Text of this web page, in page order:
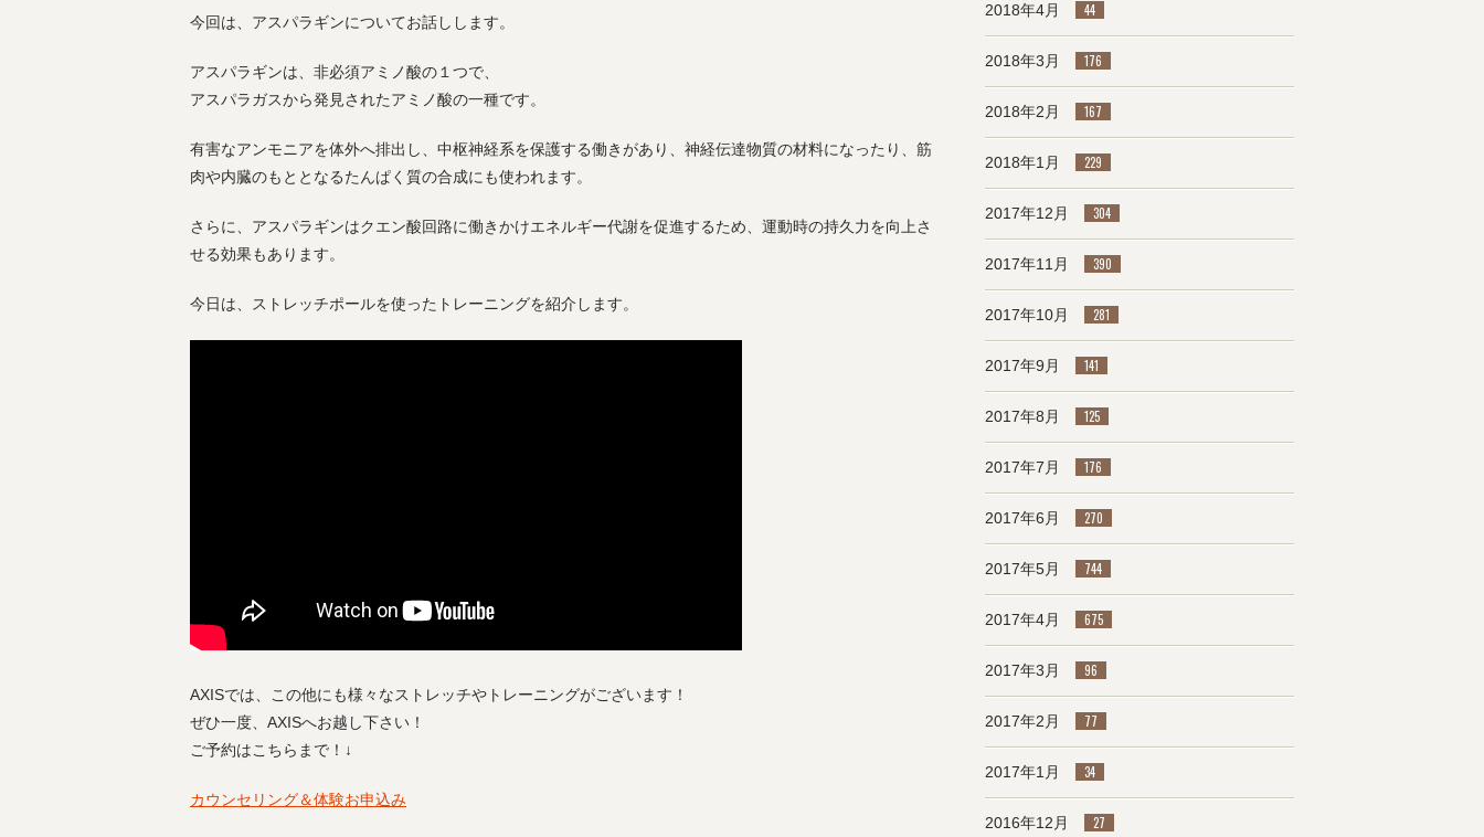
今回は、アスパラギンについてお話しします。
アスパラギンは、非必須アミノ酸の１つで、
アスパラガスから発見されたアミノ酸の一種です。
有害なアンモニアを体外へ排出し、中枢神経系を保護する働きがあり、神経伝達物質の材料になったり、筋
肉や内臓のもととなるたんぱく質の合成にも使われます。
さらに、アスパラギンはクエン酸回路に働きかけエネルギー代謝を促進するため、運動時の持久力を向上さ
せる効果もあります。
今日は、ストレッチポールを使ったトレーニングを紹介します。
AXISでは、この他にも様々なストレッチやトレーニングがございます！
ぜひ一度、AXISへお越し下さい！
ご予約はこちらまで！↓
カウンセリング＆体験お申込み
2018年4月 44
2018年3月 176
2018年2月 167
2018年1月 229
2017年12月 304
2017年11月 390
2017年10月 281
2017年9月 141
2017年8月 125
2017年7月 176
2017年6月 270
2017年5月 744
2017年4月 675
2017年3月 96
2017年2月 77
2017年1月 34
2016年12月 27